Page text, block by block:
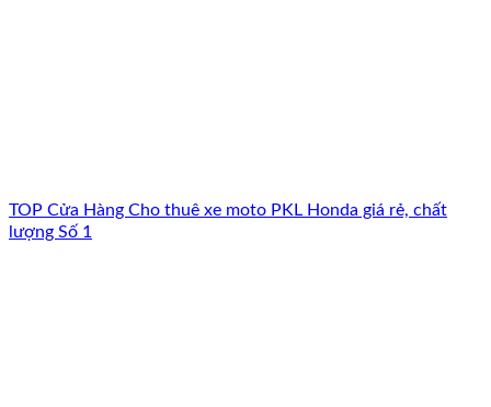
TOP Cửa Hàng Cho thuê xe moto PKL Honda giá rẻ, chất
lượng Số 1